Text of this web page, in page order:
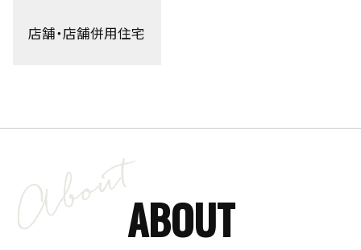
店舗・店舗併用住宅
ABOUT